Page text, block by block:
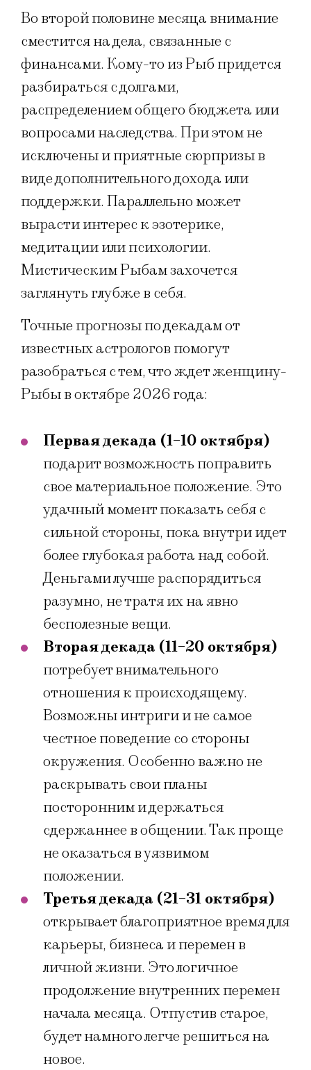
Во второй половине месяца внимание
сместится на дела, связанные с
финансами. Кому-то из Рыб придется
разбираться с долгами,
распределением общего бюджета или
вопросами наследства. При этом не
исключены и приятные сюрпризы в
виде дополнительного дохода или
поддержки. Параллельно может
вырасти интерес к эзотерике,
медитации или психологии.
Мистическим Рыбам захочется
заглянуть глубже в себя.
Точные прогнозы по декадам от
известных астрологов помогут
разобраться с тем, что ждет женщину-
Рыбы в октябре 2026 года:
Первая декада (1-10 октября)
подарит возможность поправить
свое материальное положение. Это
удачный момент показать себя с
сильной стороны, пока внутри идет
более глубокая работа над собой.
Деньгами лучше распорядиться
разумно, не тратя их на явно
бесполезные вещи.
Вторая декада (11-20 октября)
потребует внимательного
отношения к происходящему.
Возможны интриги и не самое
честное поведение со стороны
окружения. Особенно важно не
раскрывать свои планы
посторонним и держаться
сдержаннее в общении. Так проще
не оказаться в уязвимом
положении.
Третья декада (21-31 октября)
открывает благоприятное время для
карьеры, бизнеса и перемен в
личной жизни. Это логичное
продолжение внутренних перемен
начала месяца. Отпустив старое,
будет намного легче решиться на
новое.